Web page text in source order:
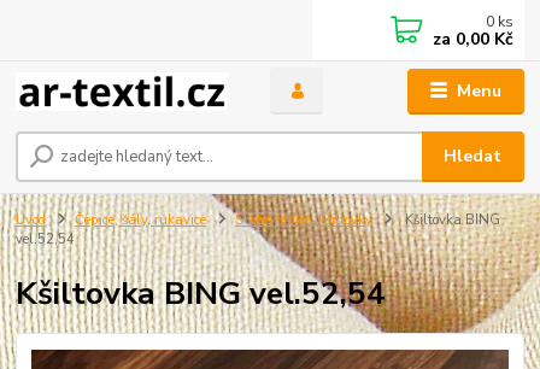
Menu
Hledat
0 ks
za 0,00 Kč
Úvod Čepice, šály, rukavice Slabé čepice, kšiltovky
Kšiltovka BING
vel.52,54
Kšiltovka BING vel.52,54